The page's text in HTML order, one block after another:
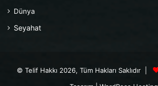
Dünya
Seyahat
© Telif Hakkı 2026, Tüm Hakları Saklıdır |